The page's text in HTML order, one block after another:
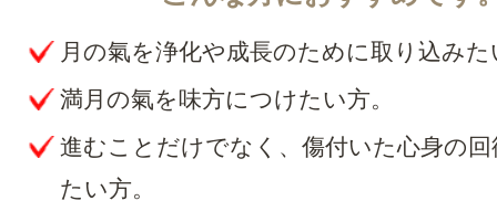
月の氣を浄化や成長のために取り込みた
満月の氣を味方につけたい方。
進むことだけでなく、傷付いた心身の
たい方。